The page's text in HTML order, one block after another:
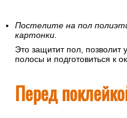
Постелите на пол
картонки.
Это защитит пол, позволит
полосы и подготовиться к
Перед